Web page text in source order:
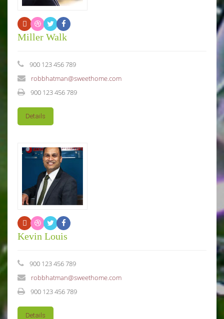
Miller Walk
900 123 456 789
robbhatman@sweethome.com
900 123 456 789
Details
Kevin Louis
900 123 456 789
robbhatman@sweethome.com
900 123 456 789
Details